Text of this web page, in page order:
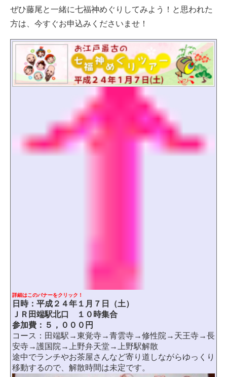
ぜひ藤尾と一緒に七福神めぐりしてみよう！と思われた
方は、今すぐお申込みくださいませ！
詳細はこのバナーをクリック！
日時：平成２４年１月７日（土）
ＪＲ田端駅北口 １０時集合
参加費：５，０００円
コース：田端駅→東覚寺→青雲寺→修性院→天王寺→長
安寺→護国院→上野弁天堂→上野駅解散
途中でランチやお茶屋さんなど寄り道しながらゆっくり
移動するので、解散時間は未定です。